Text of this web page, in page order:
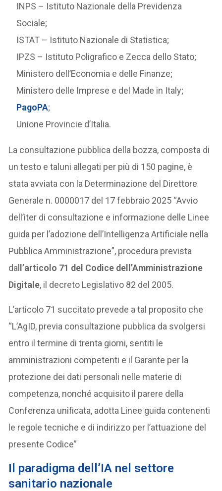
INPS – Istituto Nazionale della Previdenza
Sociale;
ISTAT – Istituto Nazionale di Statistica;
IPZS – Istituto Poligrafico e Zecca dello Stato;
Ministero dell’Economia e delle Finanze;
Ministero delle Imprese e del Made in Italy;
PagoPA;
Unione Provincie d’Italia.
La consultazione pubblica della bozza, composta di
un testo e taluni allegati per più di 150 pagine, è
stata avviata con la Determinazione del Direttore
Generale n. 0000017 del 17 febbraio 2025 “Avvio
dell’iter di consultazione e informazione delle Linee
guida per l’adozione dell’Intelligenza Artificiale nella
Pubblica Amministrazione”, procedura prevista
dall’articolo 71 del Codice dell’Amministrazione
Digitale, il decreto Legislativo 82 del 2005.
L’articolo 71 succitato prevede a tal proposito che
“L’AgID, previa consultazione pubblica da svolgersi
entro il termine di trenta giorni, sentiti le
amministrazioni competenti e il Garante per la
protezione dei dati personali nelle materie di
competenza, nonché acquisito il parere della
Conferenza unificata, adotta Linee guida contenenti
le regole tecniche e di indirizzo per l’attuazione del
presente Codice”
Il paradigma dell’IA nel settore
sanitario nazionale